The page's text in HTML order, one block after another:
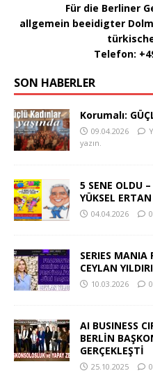
Für die Berliner
allgemein beeidigter
Telefon:
SON HABERLER
Korumalı:
09.04.2026
yazın.
5 SENE OLDU
YÜKSEL ERTAN
04.04.2026 0
SERIES MANIA
CEYLAN
10.03.2026 0
AI BUSINESS
BERLİN
GERÇEKLEŞTİ
25.10.2025 0